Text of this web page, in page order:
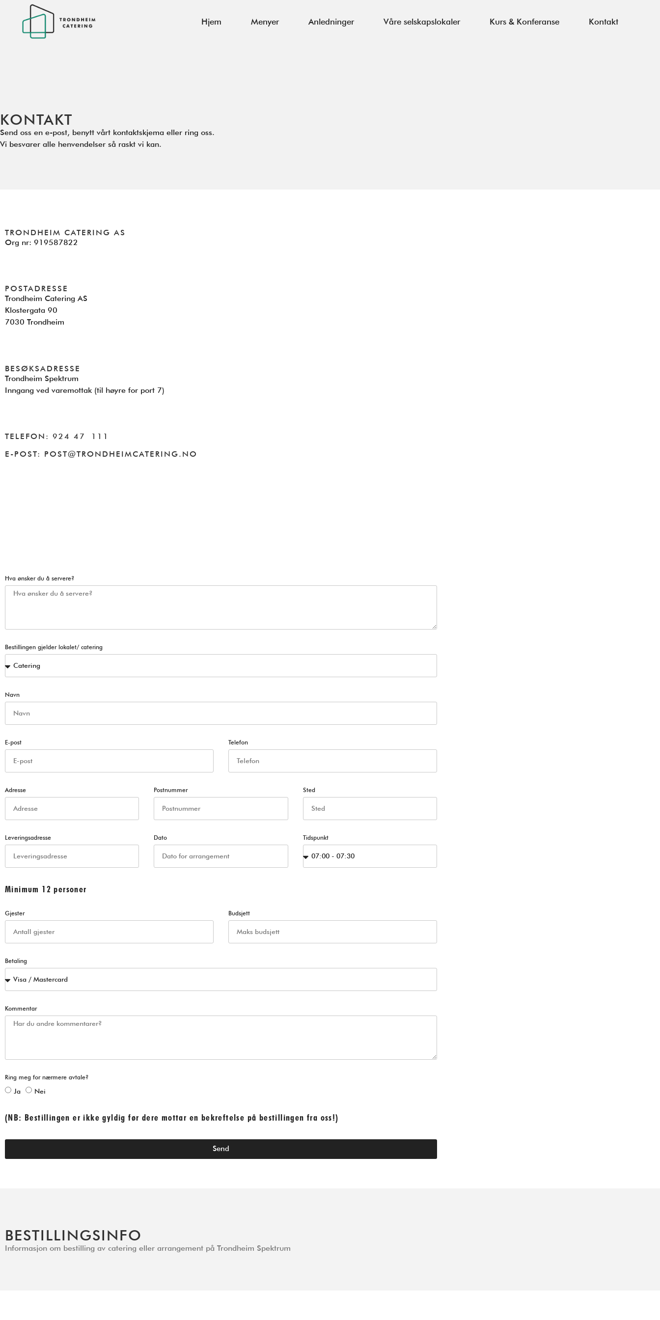
Hjem Menyer Anledninger Våre selskapslokaler Kurs & Konferanse Kontakt
KONTAKT
Send oss en e-post, benytt vårt kontaktskjema eller ring oss.
Vi besvarer alle henvendelser så raskt vi kan.
TRONDHEIM CATERING AS
Org nr: 919587822
POSTADRESSE
Trondheim Catering AS
Klostergata 90
7030 Trondheim
BESØKSADRESSE
Trondheim Spektrum
Inngang ved varemottak (til høyre for port 7)
TELEFON: 924 47 111
E-POST: POST@TRONDHEIMCATERING.NO
Hva ønsker du å servere?
Bestillingen gjelder lokalet/ catering
Navn
E-post Telefon
Adresse Postnummer Sted
Leveringsadresse Dato Tidspunkt
Minimum 12 personer
Gjester Budsjett
Betaling
Kommentar
Ring meg for nærmere avtale?
Ja Nei
(NB: Bestillingen er ikke gyldig før dere mottar en bekreftelse på bestillingen fra oss!)
Send
BESTILLINGSINFO
Informasjon om bestilling av catering eller arrangement på Trondheim Spektrum